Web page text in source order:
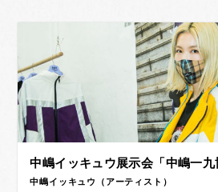
中嶋イッキュウ展示会「中嶋一九
中嶋イッキュウ（アーティスト）